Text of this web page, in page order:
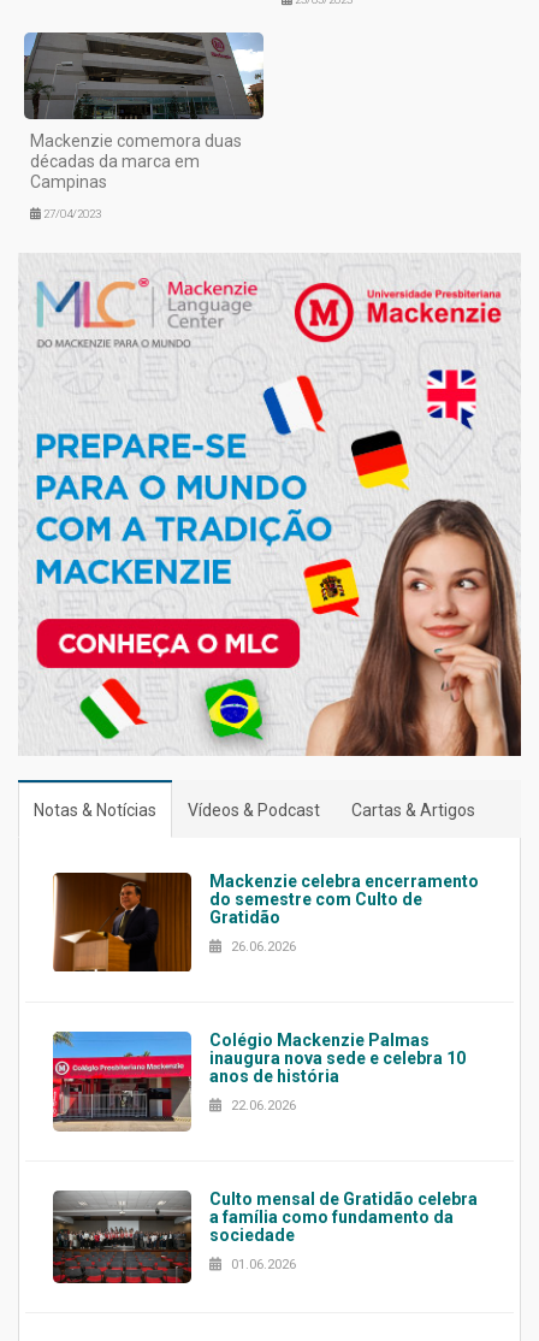
Mackenzie comemora duas
décadas da marca em
Campinas
27/04/2023
Notas & Notícias Vídeos & Podcast Cartas & Artigos
Mackenzie celebra encerramento
do semestre com Culto de
Gratidão
26.06.2026
Colégio Mackenzie Palmas
inaugura nova sede e celebra 10
anos de história
22.06.2026
Culto mensal de Gratidão celebra
a família como fundamento da
sociedade
01.06.2026